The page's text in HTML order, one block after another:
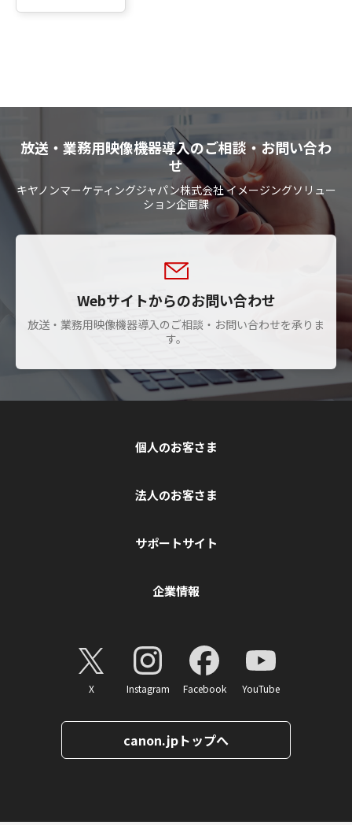
放送・業務用映像機器導入のご相談・お問い合わ
せ
キヤノンマーケティングジャパン株式会社 イメージングソリュー
ション企画課
Webサイトからのお問い合わせ
放送・業務用映像機器導入のご相談・お問い合わせを承りま
す。
個人のお客さま
法人のお客さま
サポートサイト
企業情報
X Instagram Facebook YouTube
canon.jpトップへ